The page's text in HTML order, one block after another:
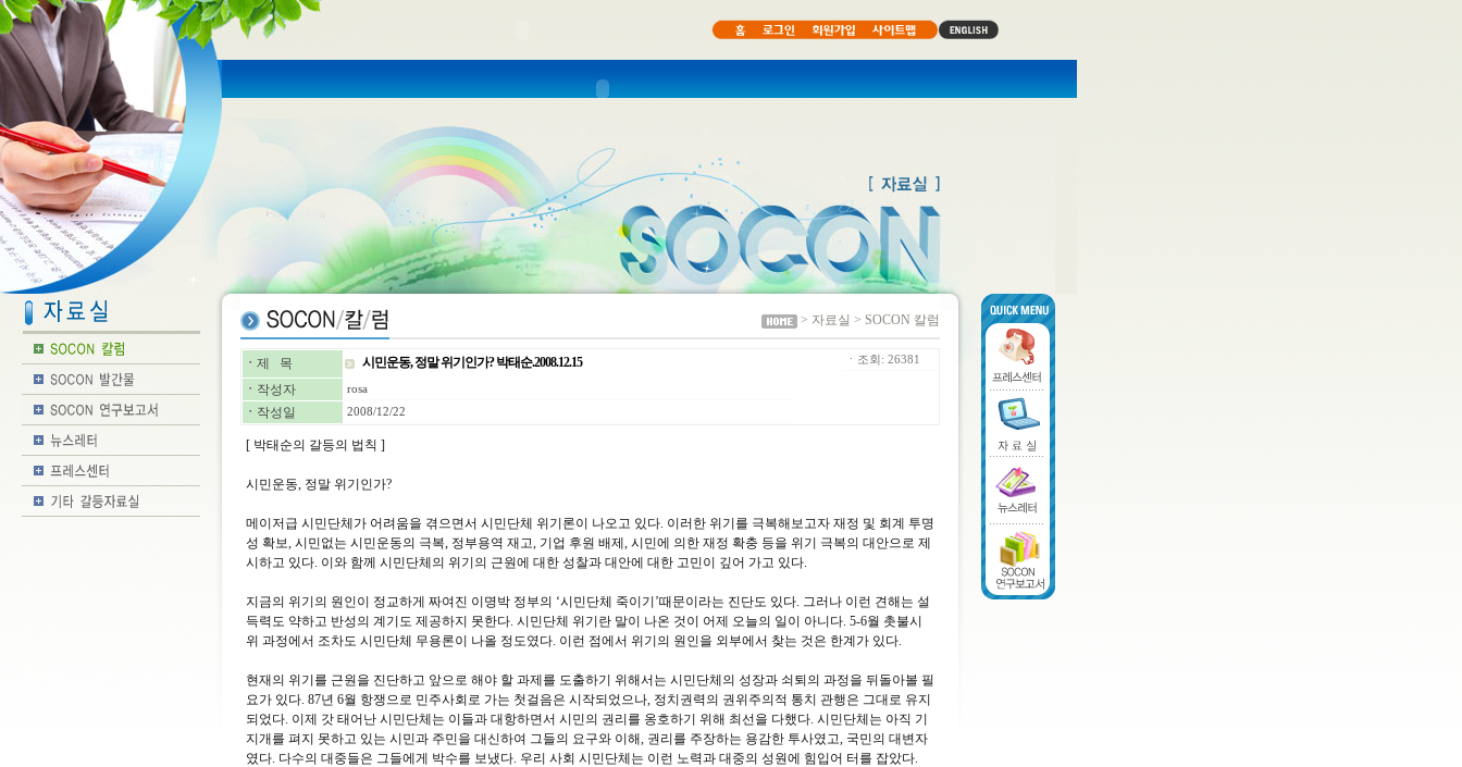
> 자료실 > SOCON 칼럼
ㆍ 제 목
시민운동, 정말 위기인가? 박태순.2008.12.15
ㆍ 작성자 rosa
ㆍ 작성일 2008/12/22
ㆍ조회: 26381
[ 박태순의 갈등의 법칙 ]
시민운동, 정말 위기인가?
메이저급 시민단체가 어려움을 겪으면서 시민단체 위기론이 나오고 있다. 이러한 위기를 극복해보고자 재정 및 회계 투명
성 확보, 시민없는 시민운동의 극복, 정부용역 재고, 기업 후원 배제, 시민에 의한 재정 확충 등을 위기 극복의 대안으로 제
시하고 있다. 이와 함께 시민단체의 위기의 근원에 대한 성찰과 대안에 대한 고민이 깊어 가고 있다.
지금의 위기의 원인이 정교하게 짜여진 이명박 정부의 ‘시민단체 죽이기’때문이라는 진단도 있다. 그러나 이런 견해는 설
득력도 약하고 반성의 계기도 제공하지 못한다. 시민단체 위기란 말이 나온 것이 어제 오늘의 일이 아니다. 5-6월 촛불시
위 과정에서 조차도 시민단체 무용론이 나올 정도였다. 이런 점에서 위기의 원인을 외부에서 찾는 것은 한계가 있다.
현재의 위기를 근원을 진단하고 앞으로 해야 할 과제를 도출하기 위해서는 시민단체의 성장과 쇠퇴의 과정을 뒤돌아볼 필
요가 있다. 87년 6월 항쟁으로 민주사회로 가는 첫걸음은 시작되었으나, 정치권력의 권위주의적 통치 관행은 그대로 유지
되었다. 이제 갓 태어난 시민단체는 이들과 대항하면서 시민의 권리를 옹호하기 위해 최선을 다했다. 시민단체는 아직 기
지개를 펴지 못하고 있는 시민과 주민을 대신하여 그들의 요구와 이해, 권리를 주장하는 용감한 투사였고, 국민의 대변자
였다. 다수의 대중들은 그들에게 박수를 보냈다. 우리 사회 시민단체는 이런 노력과 대중의 성원에 힘입어 터를 잡았다.